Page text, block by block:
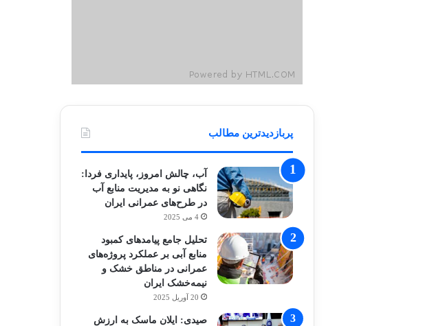
پربازدیدترین مطالب
آب، چالش امروز، پایداری فردا:
نگاهی نو به مدیریت منابع آب
در طرح‌های عمرانی ایران
4 می 2025
تحلیل جامع پیامدهای کمبود
منابع آبی بر عملکرد پروژه‌های
عمرانی در مناطق خشک و
نیمه‌خشک ایران
20 آوریل 2025
صیدی: ایلان ماسک به ارزش